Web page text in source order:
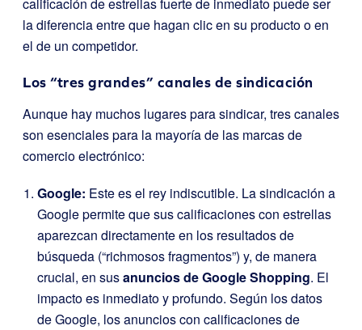
la diferencia entre que hagan clic en su producto o en
el de un competidor.
Los “tres grandes” canales de sindicación
Aunque hay muchos lugares para sindicar, tres canales
son esenciales para la mayoría de las marcas de
comercio electrónico:
Google: Este es el rey indiscutible. La sindicación a
Google permite que sus calificaciones con estrellas
aparezcan directamente en los resultados de
búsqueda (“richmosos fragmentos”) y, de manera
crucial, en susanuncios de Google Shopping. El
impacto es inmediato y profundo. Según los datos
de Google, los anuncios con calificaciones de